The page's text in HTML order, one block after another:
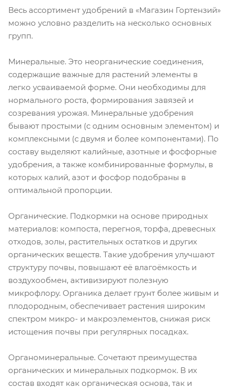
Весь ассортимент удобрений в «Магазин Гортензий»
можно условно разделить на несколько основных
групп.
Минеральные. Это неорганические соединения,
содержащие важные для растений элементы в
легко усваиваемой форме. Они необходимы для
нормального роста, формирования завязей и
созревания урожая. Минеральные удобрения
бывают простыми (с одним основным элементом) и
комплексными (с двумя и более компонентами). По
составу выделяют калийные, азотные и фосфорные
удобрения, а также комбинированные формулы, в
которых калий, азот и фосфор подобраны в
оптимальной пропорции.
Органические. Подкормки на основе природных
материалов: компоста, перегноя, торфа, древесных
отходов, золы, растительных остатков и других
органических веществ. Такие удобрения улучшают
структуру почвы, повышают её влагоёмкость и
воздухообмен, активизируют полезную
микрофлору. Органика делает грунт более живым и
плодородным, обеспечивает растения широким
спектром микро- и макроэлементов, снижая риск
истощения почвы при регулярных посадках.
Органоминеральные. Сочетают преимущества
органических и минеральных подкормок. В их
состав входят как органическая основа, так и